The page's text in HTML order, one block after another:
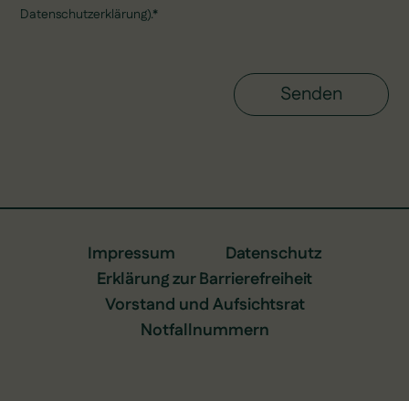
Datenschutzerklärung).*
Senden
Impressum
Datenschutz
Erklärung zur Barrierefreiheit
Vorstand und Aufsichtsrat
Notfallnummern